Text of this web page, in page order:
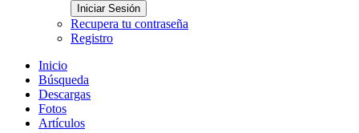
Iniciar Sesión
Recupera tu contraseña
Registro
Inicio
Búsqueda
Descargas
Fotos
Artículos